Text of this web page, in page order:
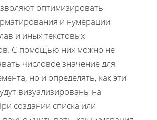
оптимизировать
и нумерации
и иных текстовых
С помощью них можно не
числовое значение для
но и определять, как эти
визуализированы на
создании списка или